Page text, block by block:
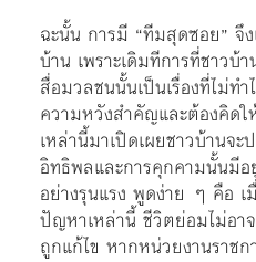
ฉะนั้น การมี “ทีมสุดซอย” จึ
บ้าน เพราะเดิมทีการที่ชาวบ้า
สื่อมวลชนนั้นเป็นเรื่องที่ไม่ท
ความหวังสำคัญและต้องคิด
เหล่านี้มาเปิดเผยชาวบ้านจ
อิทธิพลและการคุกคามนั้นมีอ
อย่างรุนแรง พูดง่าย ๆ คือ
ปัญหาเหล่านี้ ชีวิตย่อมไม่อา
ถูกแก้ไข หากหน่วยงานราชก